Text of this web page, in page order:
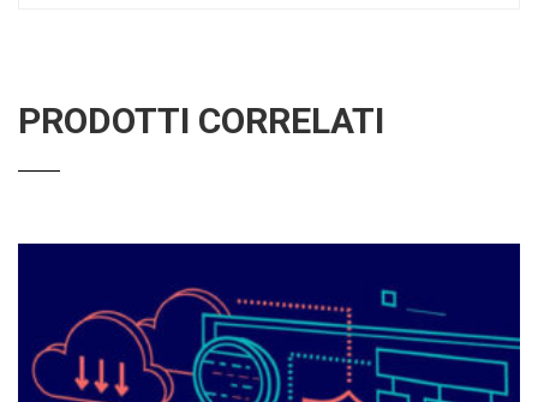
PRODOTTI CORRELATI